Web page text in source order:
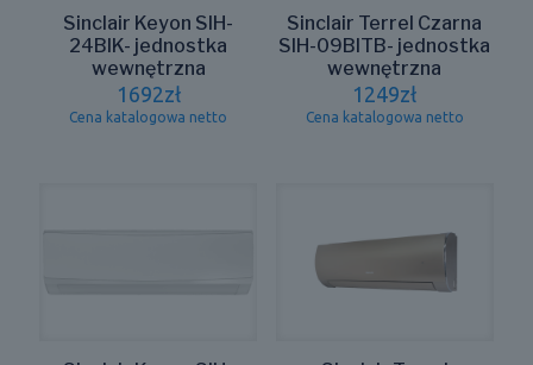
Sinclair Keyon SIH-
24BIK- jednostka
wewnętrzna
1692zł
Cena katalogowa netto
Sinclair Terrel Czarna
SIH-09BITB- jednostka
wewnętrzna
1249zł
Cena katalogowa netto